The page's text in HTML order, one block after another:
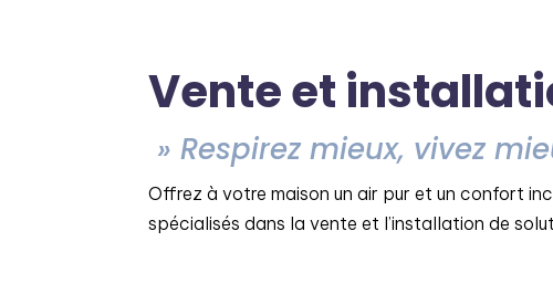
Vente et
» Respirez mieux, vivez
Offrez à votre maison un air pur et un confort
spécialisés dans la vente et l’installation de